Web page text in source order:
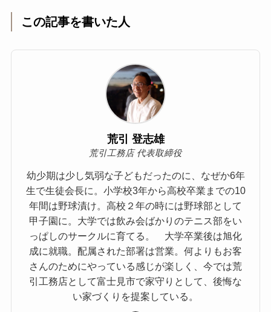
この記事を書いた人
荒引 登志雄
荒引工務店 代表取締役
幼少期は少し気弱な子どもだったのに、なぜか6年
生で生徒会長に。小学校3年から高校卒業までの10
年間は野球漬け。高校２年の時には野球部として
甲子園に。大学では飲み会ばかりのテニス部をい
っぱしのサークルに育てる。 大学卒業後は旭化
成に就職。配属された部署は営業。何よりもお客
さんのためにやっている感じが楽しく、今では荒
引工務店として富士見市で家守りとして、後悔な
い家づくりを提案している。